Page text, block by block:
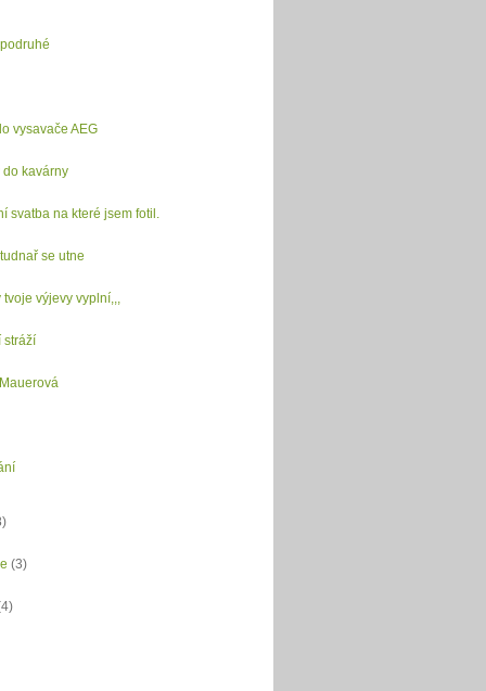
vysavače AEG
do kavárny
svatba na které jsem fotil.
se utne
tvoje výjevy vyplní,,,
stráží
(3)